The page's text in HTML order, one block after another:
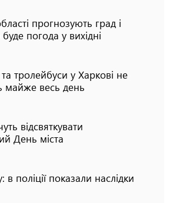
прогнозують град і
погода у вихідні
тролейбуси у Харкові не
майже весь день
відсвяткувати
День міста
поліції показали наслідки